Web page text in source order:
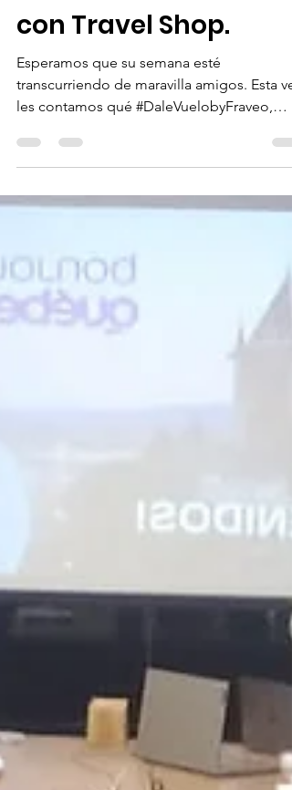
FraVEO en la
Hacienda de los
Morales en evento
con Travel Shop.
Esperamos que su semana esté
les contamos qué #DaleVuelobyFraveo,